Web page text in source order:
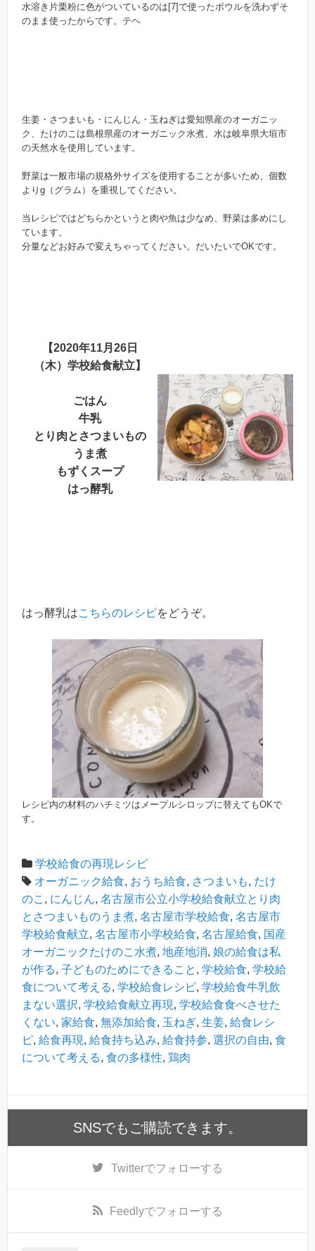
水溶き片栗粉に色がついているのは[7]で使ったボウルを洗わずそ
のまま使ったからです。テヘ
生姜・さつまいも・にんじん・玉ねぎは愛知県産のオーガニッ
ク、たけのこは島根県産のオーガニック水煮、水は岐阜県大垣市
の天然水を使用しています。
野菜は一般市場の規格外サイズを使用することが多いため、個数
よりg（グラム）を重視してください。
当レシピではどちらかというと肉や魚は少なめ、野菜は多めにし
ています。
分量などお好みで変えちゃってください。だいたいでOKです。
【2020年11月26日
（木）学校給食献立】
ごはん
牛乳
とり肉とさつまいもの
うま煮
もずくスープ
はっ酵乳
はっ酵乳はこちらのレシピをどうぞ。
レシピ内の材料のハチミツはメープルシロップに替えてもOKで
す。
学校給食の再現レシピ
オーガニック給食, おうち給食, さつまいも, たけ
のこ , にんじん, 名古屋市公立小学校給食献立とり肉
とさつまいものうま煮, 名古屋市学校給食, 名古屋市
学校給食献立, 名古屋市小学校給食, 名古屋給食, 国産
オーガニックたけのこ水煮, 地産地消, 娘の給食は私
が作る, 子どものためにできること , 学校給食, 学校給
食について考える, 学校給食レシピ, 学校給食牛乳飲
まない選択, 学校給食献立再現, 学校給食食べさせた
くない, 家給食, 無添加給食, 玉ねぎ, 生姜, 給食レシ
ピ, 給食再現, 給食持ち込み, 給食持参, 選択の自由, 食
について考える, 食の多様性, 鶏肉
SNSでもご購読できます。
Twitterでフォローする
Feedlyでフォローする